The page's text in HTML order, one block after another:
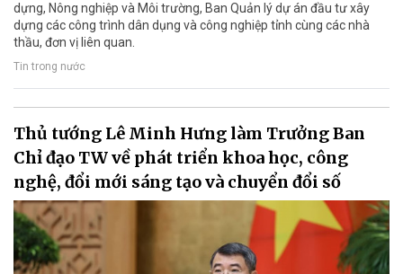
dựng, Nông nghiệp và Môi trường, Ban Quản lý dự án đầu tư xây
dựng các công trình dân dụng và công nghiệp tỉnh cùng các nhà
thầu, đơn vị liên quan.
Tin trong nước
Thủ tướng Lê Minh Hưng làm Trưởng Ban
Chỉ đạo TW về phát triển khoa học, công
nghệ, đổi mới sáng tạo và chuyển đổi số